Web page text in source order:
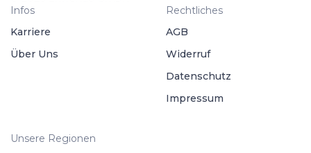
Infos
Karriere
Über Uns
Rechtliches
AGB
Widerruf
Datenschutz
Impressum
Unsere Regionen